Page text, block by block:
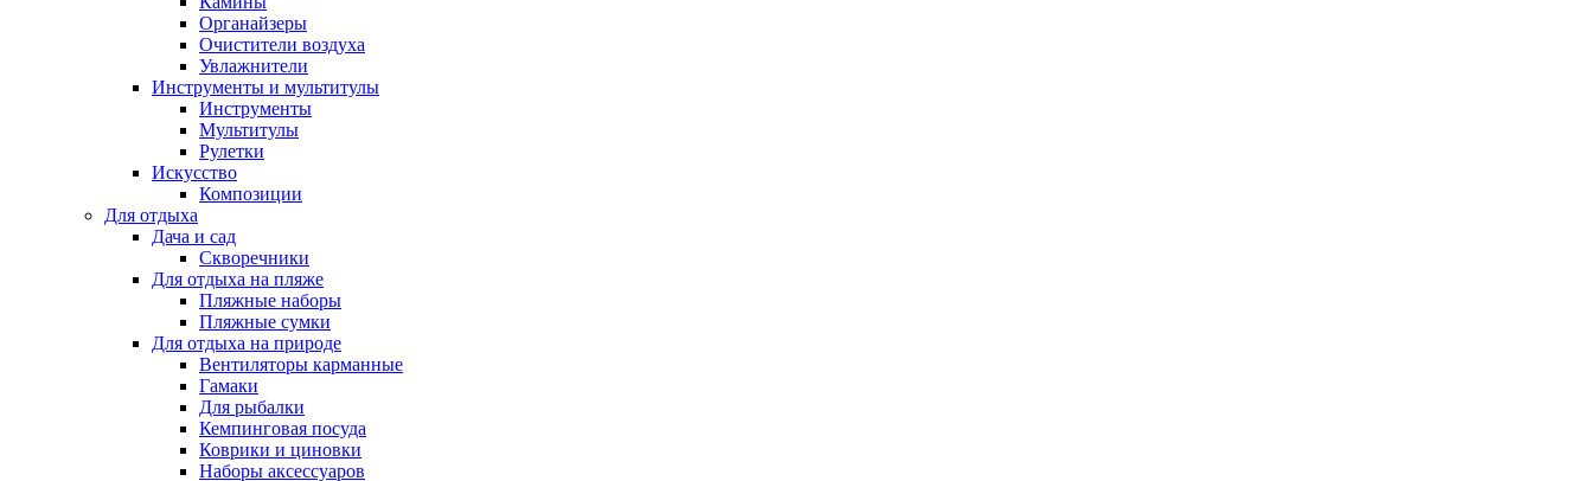
Органайзеры
Очистители воздуха
Увлажнители
Инструменты и мультитулы
Инструменты
Мультитулы
Рулетки
Искусство
Композиции
Для отдыха
Дача и сад
Скворечники
Для отдыха на пляже
Пляжные наборы
Пляжные сумки
Для отдыха на природе
Вентиляторы карманные
Гамаки
Для рыбалки
Кемпинговая посуда
Коврики и циновки
Наборы аксессуаров